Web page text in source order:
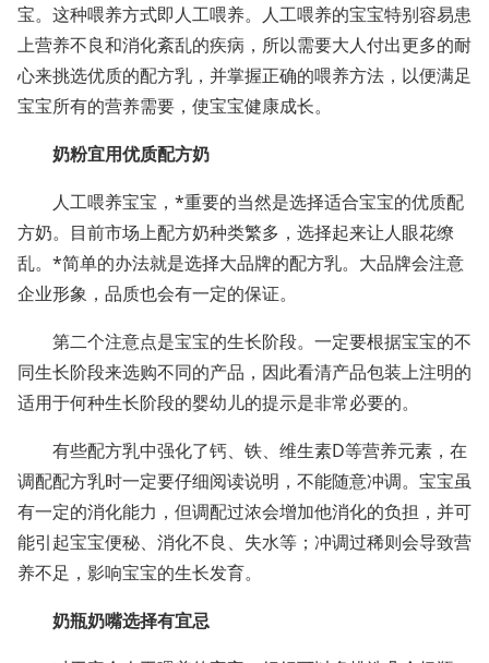
宝。这种喂养方式即人工喂养。人工喂养的宝宝特别容易患
上营养不良和消化紊乱的疾病，所以需要大人付出更多的耐
心来挑选优质的配方乳，并掌握正确的喂养方法，以便满足
宝宝所有的营养需要，使宝宝健康成长。
奶粉宜用优质配方奶
人工喂养宝宝，*重要的当然是选择适合宝宝的优质配
方奶。目前市场上配方奶种类繁多，选择起来让人眼花缭
乱。*简单的办法就是选择大品牌的配方乳。大品牌会注意
企业形象，品质也会有一定的保证。
第二个注意点是宝宝的生长阶段。一定要根据宝宝的不
同生长阶段来选购不同的产品，因此看清产品包装上注明的
适用于何种生长阶段的婴幼儿的提示是非常必要的。
有些配方乳中强化了钙、铁、维生素D等营养元素，在
调配配方乳时一定要仔细阅读说明，不能随意冲调。宝宝虽
有一定的消化能力，但调配过浓会增加他消化的负担，并可
能引起宝宝便秘、消化不良、失水等；冲调过稀则会导致营
养不足，影响宝宝的生长发育。
奶瓶奶嘴选择有宜忌